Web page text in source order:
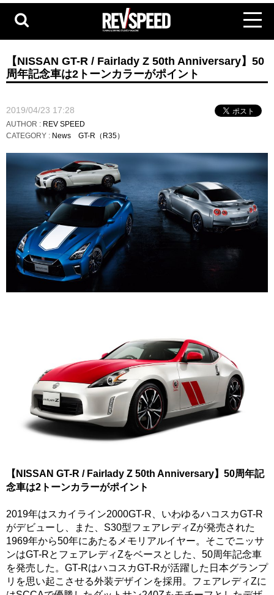
【NISSAN GT-R / Fairlady Z 50th Anniversary】50
周年記念車は2トーンカラーがポイント
2019/04/23 17:28
AUTHOR : REV SPEED
CATEGORY : News GT-R（R35）
【NISSAN GT-R / Fairlady Z 50th Anniversary】50周年記
念車は2トーンカラーがポイント
2019年はスカイライン2000GT-R、いわゆるハコスカGT-R
がデビューし、また、S30型フェアレディZが発売された
1969年から50年にあたるメモリアルイヤー。そこでニッサ
ンはGT-RとフェアレディZをベースとした、50周年記念車
を発売した。GT-RはハコスカGT-Rが活躍した日本グランプ
リを思い起こさせる外装デザインを採用。フェアレディZに